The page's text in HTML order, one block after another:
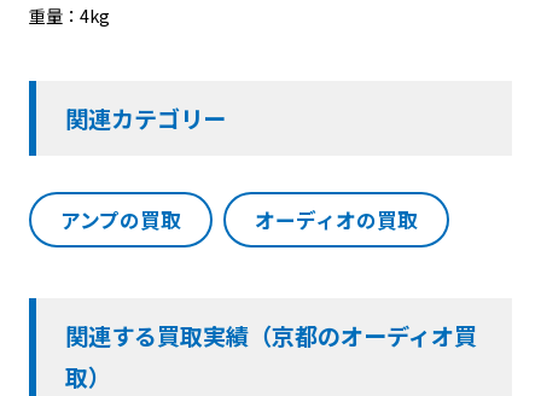
重量：4kg
関連カテゴリー
アンプの買取 オーディオの買取
関連する買取実績（京都のオーディオ買
取）